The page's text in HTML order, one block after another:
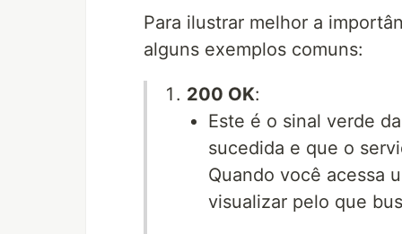
Para ilustrar melhor a
alguns exemplos comuns:
200 OK:
Este é o sinal verde
sucedida e que o
Quando você acessa
visualizar pelo que